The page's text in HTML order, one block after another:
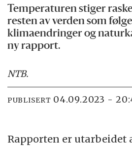
Temperaturen stiger
resten av verden som
klimaendringer og
ny rapport.
NTB.
PUBLISERT 04.09.2023 -
Rapporten er utarbeidet